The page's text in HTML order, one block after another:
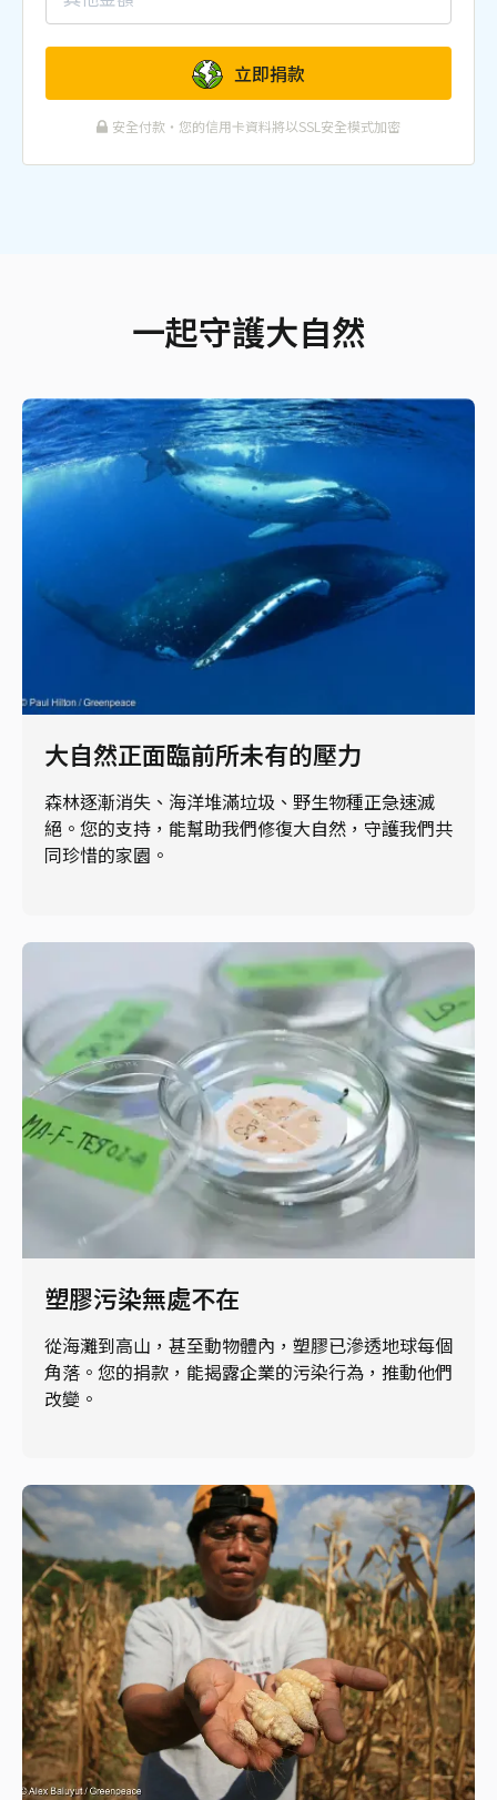
立即捐款
安全付款・您的信用卡資料將以SSL安全模式加密
一起守護大自然
大自然正面臨前所未有的壓力
森林逐漸消失、海洋堆滿垃圾、野生物種正急速滅
絕。您的支持，能幫助我們修復大自然，守護我們共
同珍惜的家園。
塑膠污染無處不在
從海灘到高山，甚至動物體內，塑膠已滲透地球每個
角落。您的捐款，能揭露企業的污染行為，推動他們
改變。